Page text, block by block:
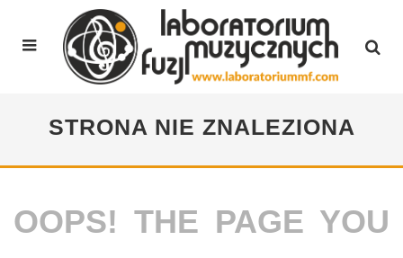
STRONA NIE ZNALEZIONA
OOPS! THE PAGE YOU